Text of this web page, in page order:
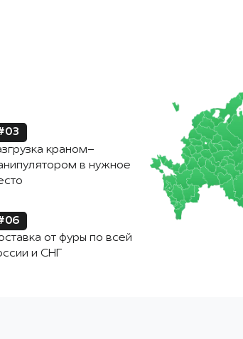
краном-
в нужное
от фуры по всей
и СНГ